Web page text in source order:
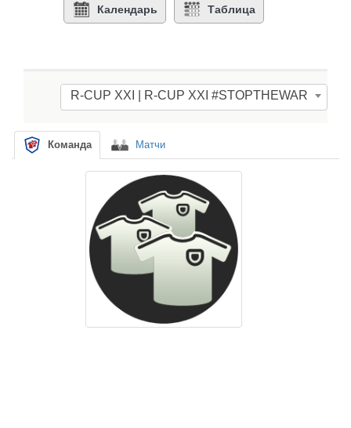
Календарь Таблица
R-CUP XXI | R-CUP XXI #STOPTHEWAR
Команда Матчи